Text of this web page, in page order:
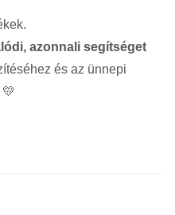
azonnali segítséget
és az ünnepi